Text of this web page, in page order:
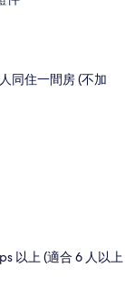
同住一間房 (不加
以上 (適合 6 人以上